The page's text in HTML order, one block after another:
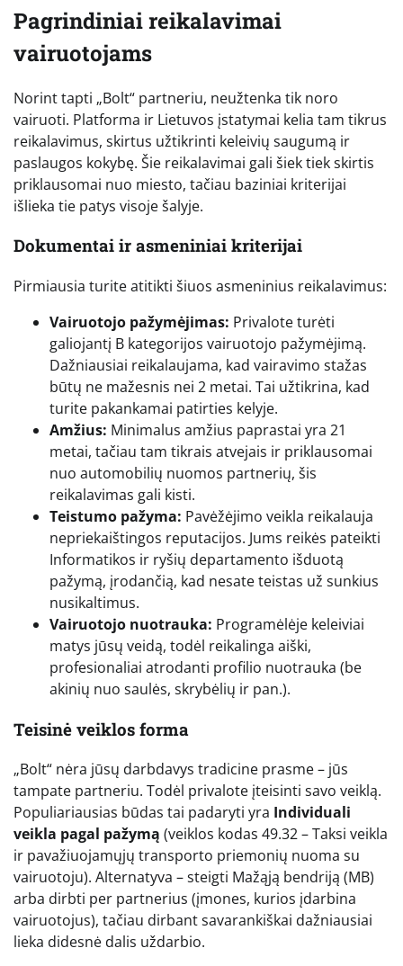
Pagrindiniai reikalavimai
vairuotojams
Norint tapti „Bolt“ partneriu, neužtenka tik noro
vairuoti. Platforma ir Lietuvos įstatymai kelia tam tikrus
reikalavimus, skirtus užtikrinti keleivių saugumą ir
paslaugos kokybę. Šie reikalavimai gali šiek tiek skirtis
priklausomai nuo miesto, tačiau baziniai kriterijai
išlieka tie patys visoje šalyje.
Dokumentai ir asmeniniai kriterijai
Pirmiausia turite atitikti šiuos asmeninius reikalavimus:
Vairuotojo pažymėjimas: Privalote turėti
galiojantį B kategorijos vairuotojo pažymėjimą.
Dažniausiai reikalaujama, kad vairavimo stažas
būtų ne mažesnis nei 2 metai. Tai užtikrina, kad
turite pakankamai patirties kelyje.
Amžius: Minimalus amžius paprastai yra 21
metai, tačiau tam tikrais atvejais ir priklausomai
nuo automobilių nuomos partnerių, šis
reikalavimas gali kisti.
Teistumo pažyma: Pavėžėjimo veikla reikalauja
nepriekaištingos reputacijos. Jums reikės pateikti
Informatikos ir ryšių departamento išduotą
pažymą, įrodančią, kad nesate teistas už sunkius
nusikaltimus.
Vairuotojo nuotrauka: Programėlėje keleiviai
matys jūsų veidą, todėl reikalinga aiški,
profesionaliai atrodanti profilio nuotrauka (be
akinių nuo saulės, skrybėlių ir pan.).
Teisinė veiklos forma
„Bolt“ nėra jūsų darbdavys tradicine prasme – jūs
tampate partneriu. Todėl privalote įteisinti savo veiklą.
Populiariausias būdas tai padaryti yra Individuali
veikla pagal pažymą (veiklos kodas 49.32 – Taksi veikla
ir pavažiuojamųjų transporto priemonių nuoma su
vairuotoju). Alternatyva – steigti Mažąją bendriją (MB)
arba dirbti per partnerius (įmones, kurios įdarbina
vairuotojus), tačiau dirbant savarankiškai dažniausiai
lieka didesnė dalis uždarbio.